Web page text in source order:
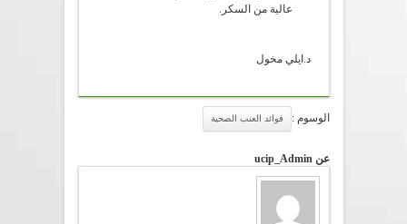
عالية من السكر.
د.ايلي مخول
الوسوم : فوائد العنب الصحية
عن ucip_Admin